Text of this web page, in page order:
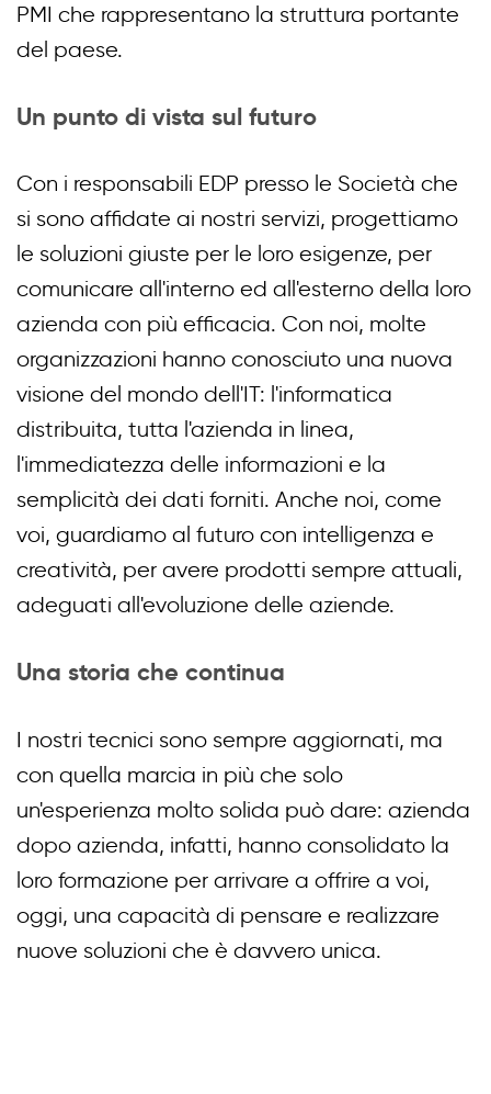
PMI che rappresentano la struttura portante
del paese.
Un punto di vista sul futuro
Con i responsabili EDP presso le Società che
si sono affidate ai nostri servizi, progettiamo
le soluzioni giuste per le loro esigenze, per
comunicare all'interno ed all'esterno della loro
azienda con più efficacia. Con noi, molte
organizzazioni hanno conosciuto una nuova
visione del mondo dell'IT: l'informatica
distribuita, tutta l'azienda in linea,
l'immediatezza delle informazioni e la
semplicità dei dati forniti. Anche noi, come
voi, guardiamo al futuro con intelligenza e
creatività, per avere prodotti sempre attuali,
adeguati all'evoluzione delle aziende.
Una storia che continua
I nostri tecnici sono sempre aggiornati, ma
con quella marcia in più che solo
un'esperienza molto solida può dare: azienda
dopo azienda, infatti, hanno consolidato la
loro formazione per arrivare a offrire a voi,
oggi, una capacità di pensare e realizzare
nuove soluzioni che è davvero unica.